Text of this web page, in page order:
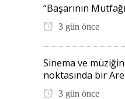
“Başarının
3 gün önce
Sinema ve
noktasında bir
3 gün önce